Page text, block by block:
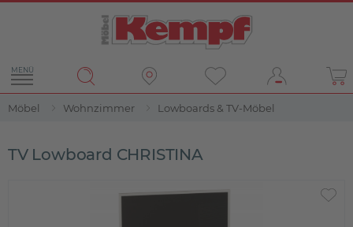
MENÜ
Möbel Wohnzimmer Lowboards & TV-Möbel
TV Lowboard CHRISTINA